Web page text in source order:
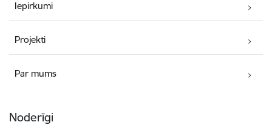
Iepirkumi
Projekti
Par mums
Noderīgi